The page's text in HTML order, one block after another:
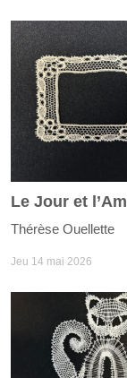
Thérèse Ouellette
Jeu 14 mai 2026